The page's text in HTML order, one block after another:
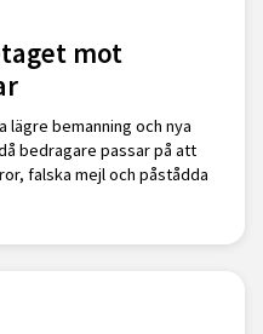
mot
bemanning och nya
bedragare passar på att
falska mejl och påstådda